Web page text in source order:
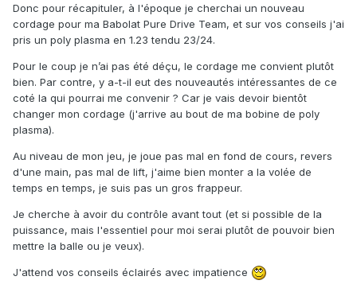
Donc pour récapituler, à l'époque je cherchai un nouveau
cordage pour ma Babolat Pure Drive Team, et sur vos conseils j'ai
pris un poly plasma en 1.23 tendu 23/24.
Pour le coup je n’ai pas été déçu, le cordage me convient plutôt
bien. Par contre, y a-t-il eut des nouveautés intéressantes de ce
coté la qui pourrai me convenir ? Car je vais devoir bientôt
changer mon cordage (j'arrive au bout de ma bobine de poly
plasma).
Au niveau de mon jeu, je joue pas mal en fond de cours, revers
d'une main, pas mal de lift, j'aime bien monter a la volée de
temps en temps, je suis pas un gros frappeur.
Je cherche à avoir du contrôle avant tout (et si possible de la
puissance, mais l'essentiel pour moi serai plutôt de pouvoir bien
mettre la balle ou je veux).
J'attend vos conseils éclairés avec impatience